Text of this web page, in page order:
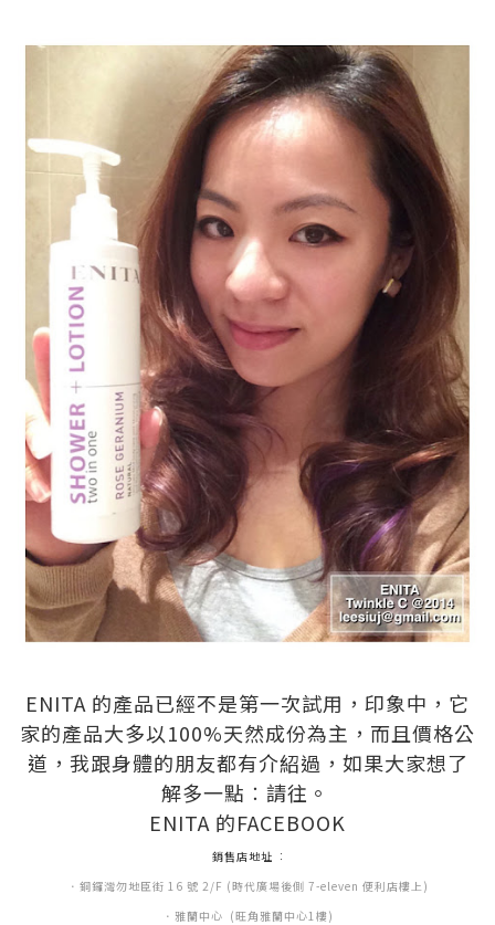
ENITA 的產品已經不是第一次試用，印象中，它
家的產品大多以100%天然成份為主，而且價格公
道，我跟身體的朋友都有介紹過，如果大家想了
解多一點︰ 請往 。
ENITA 的FACEBOOK
銷售店地址 ︰
．銅鑼灣勿地臣街 16 號 2/F (時代廣場後側 7-eleven 便利店樓上)
．雅蘭中心 (旺角雅蘭中心1樓)